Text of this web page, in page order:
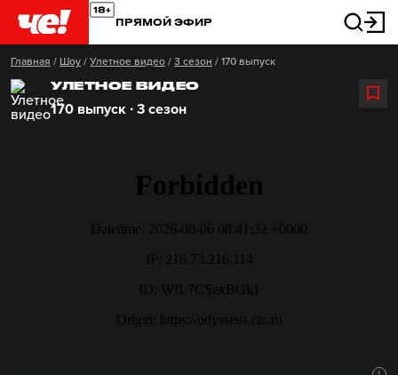
ПРЯМОЙ ЭФИР
Главная / Шоу / Улетное видео / 3 сезон / 170 выпуск
УЛЕТНОЕ ВИДЕО
170 выпуск ∙ 3 сезон